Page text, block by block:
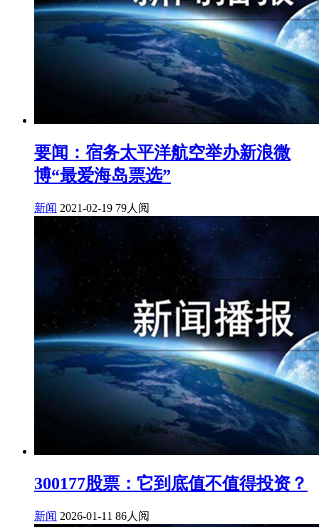
要闻：宿务太平洋航空举办新浪微
博“最爱海岛票选”
新闻 2021-02-19 79人阅
300177股票：它到底值不值得投资？
新闻 2026-01-11 86人阅